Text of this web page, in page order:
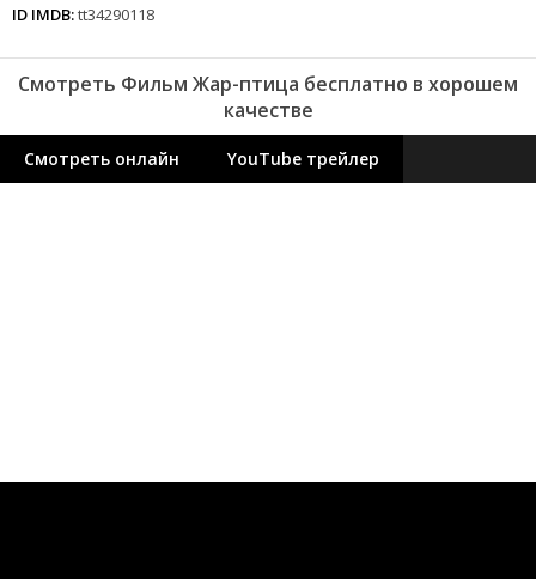
ID IMDB:tt34290118
Смотреть Фильм Жар-птица бесплатно в хорошем
качестве
Смотреть онлайн YouTube трейлер